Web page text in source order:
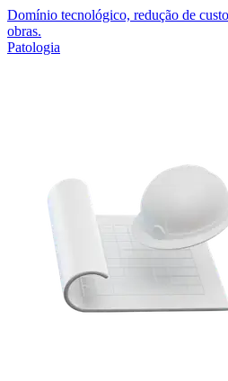
Domínio tecnológico, redução de
obras.
Patologia